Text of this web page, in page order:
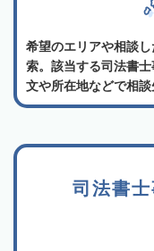
希望のエリアや相談
索。該当する司法書
文や所在地などで相談
司法書